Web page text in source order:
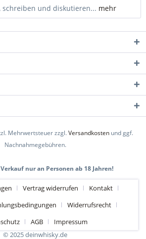
schreiben und diskutieren... mehr
Mehrwertsteuer zzgl.Versandkosten und ggf.
Nachnahmegebühren.
nur an Personen ab 18 Jahren!
Vertrag widerrufen
Kontakt
Widerrufsrecht
AGB
Impressum
© 2025 deinwhisky.de